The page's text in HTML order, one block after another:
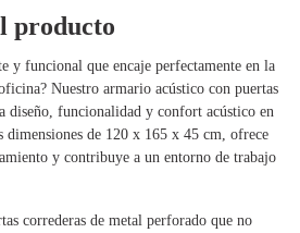
producto
y funcional que encaje perfectamente en la
Nuestro armario acústico con puertas
diseño, funcionalidad y confort acústico en
dimensiones de 120 x 165 x 45 cm, ofrece
y contribuye a un entorno de trabajo
correderas de metal perforado que no